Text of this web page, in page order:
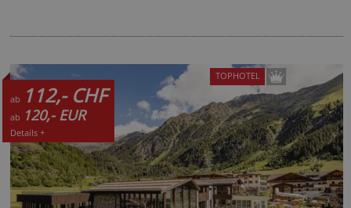
ab 112,- CHF
ab 120,- EUR
Details +
TOPHOTEL